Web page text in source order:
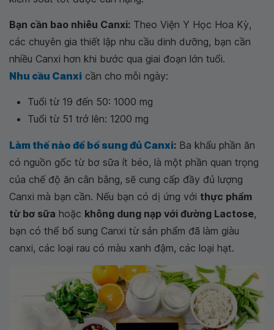
Bạn cần bao nhiêu Canxi: Theo Viện Y Học Hoa Kỳ,
các chuyên gia thiết lập nhu cầu dinh dưỡng, bạn cần
nhiều Canxi hơn khi bước qua giai đoạn lớn tuổi.
Nhu cầu Canxi cần cho mỗi ngày:
Tuổi từ 19 đến 50: 1000 mg
Tuổi từ 51 trở lên: 1200 mg
Làm thế nào để bổ sung đủ Canxi: Ba khẩu phần ăn
có nguồn gốc từ bơ sữa ít béo, là một phần quan trọng
của chế độ ăn cân bằng, sẽ cung cấp đầy đủ lượng
Canxi mà bạn cần. Nếu bạn có dị ứng với thực phẩm
từ bơ sữa hoặc không dung nạp với đường Lactose,
bạn có thể bổ sung Canxi từ sản phẩm đã làm giàu
canxi, các loại rau có màu xanh đậm, các loại hạt.